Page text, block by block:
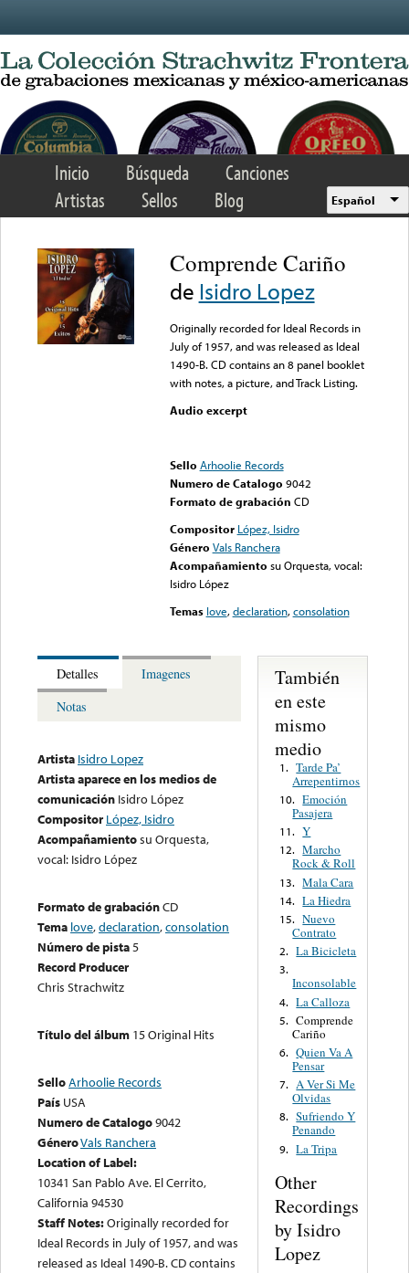
Inicio Búsqueda
Canciones
Artistas
Sellos Blog Español
Comprende Cariño
de Isidro Lopez
Originally recorded for Ideal Records in
July of 1957, and was released as Ideal
1490-B. CD contains an 8 panel booklet
with notes, a picture, and Track Listing.
Audio excerpt
Sello Arhoolie Records
Numero de Catalogo 9042
Formato de grabación CD
Compositor López, Isidro
Género Vals Ranchera
Acompañamiento su Orquesta, vocal:
Isidro López
Temas love,declaration,consolation
Detalles
Imagenes
Notas
Artista Isidro Lopez
Artista aparece en los medios de
comunicación Isidro López
Compositor López, Isidro
Acompañamientosu Orquesta,
vocal: Isidro López
Formato de grabaciónCD
Tema love,declaration,consolation
Número de pista5
Record Producer
Chris Strachwitz
Título del álbum 15 Original Hits
SelloArhoolie Records
País USA
Numero de Catalogo9042
GéneroVals Ranchera
Location of Label:
10341 San Pablo Ave. El Cerrito,
California 94530
Staff Notes:Originally recorded for
Ideal Records in July of 1957, and was
released as Ideal 1490-B. CD contains
También
en este
mismo
medio
1. Tarde Pa’
Arrepentirnos
10. Emoción
Pasajera
11. Y
12. Marcho
Rock & Roll
13. Mala Cara
14. La Hiedra
15. Nuevo
Contrato
2. La Bicicleta
3.
Inconsolable
4. La Calloza
5. Comprende
Cariño
6. Quien Va A
Pensar
7. A Ver Si Me
Olvidas
8. Sufriendo Y
Penando
9. La Tripa
Other
Recordings
by Isidro
Lopez